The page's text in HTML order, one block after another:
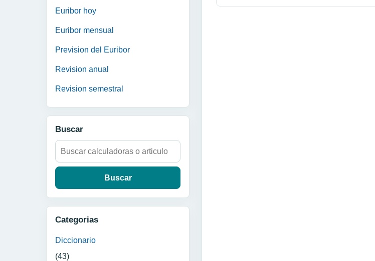
Euribor hoy
Euribor mensual
Prevision del Euribor
Revision anual
Revision semestral
Buscar
Buscar:
Categorias
Diccionario
(43)